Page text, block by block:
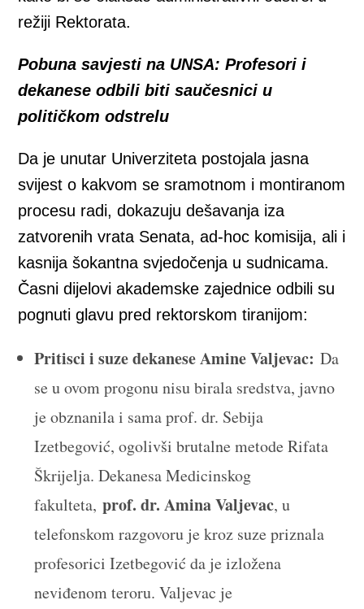
režiji Rektorata.
Pobuna savjesti na UNSA: Profesori i
dekanese odbili biti saučesnici u
političkom odstrelu
Da je unutar Univerziteta postojala jasna
svijest o kakvom se sramotnom i montiranom
procesu radi, dokazuju dešavanja iza
zatvorenih vrata Senata, ad-hoc komisija, ali i
kasnija šokantna svjedočenja u sudnicama.
Časni dijelovi akademske zajednice odbili su
pognuti glavu pred rektorskom tiranijom:
Pritisci i suze dekanese Amine Valjevac: Da
se u ovom progonu nisu birala sredstva, javno
je obznanila i sama prof. dr. Sebija
Izetbegović, ogolivši brutalne metode Rifata
Škrijelja. Dekanesa Medicinskog
fakulteta,prof. dr. Amina Valjevac, u
telefonskom razgovoru je kroz suze priznala
profesorici Izetbegović da je izložena
neviđenom teroru. Valjevac je